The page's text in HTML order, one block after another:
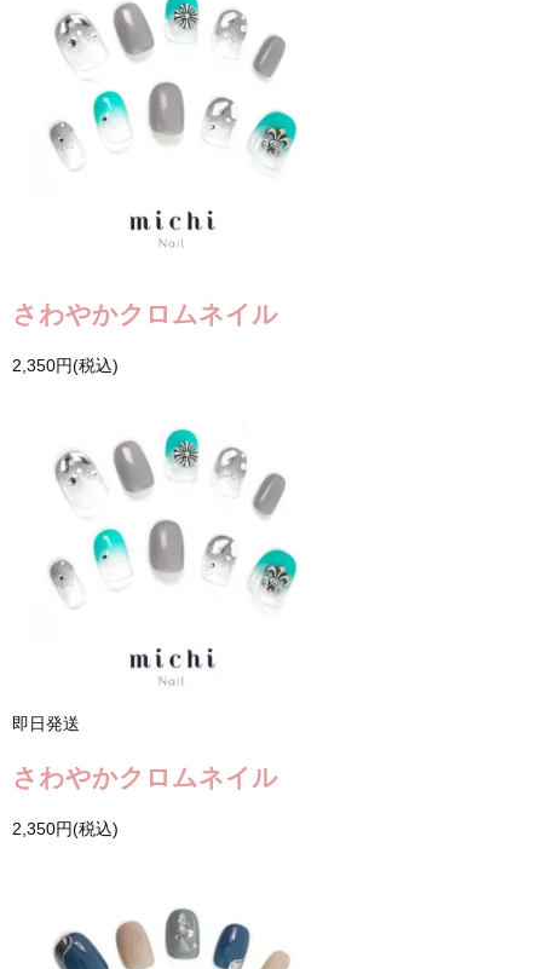
さわやかクロムネイル
2,350円(税込)
即日発送
さわやかクロムネイル
2,350円(税込)